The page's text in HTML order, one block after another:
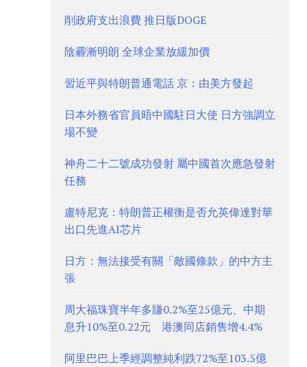
削政府支出浪費 推日版DOGE
陰霾漸明朗 全球企業放緩加價
習近平與特朗普通電話 京：由美方發起
日本外務省官員晤中國駐日大使 日方強調立
場不變
神舟二十二號成功發射 屬中國首次應急發射
任務
盧特尼克：特朗普正權衡是否允英偉達對華
出口先進AI芯片
日方：無法接受有關「敵國條款」的中方主
張
周大福珠寶半年多賺0.2%至25億元、中期
息升10%至0.22元 港澳同店銷售增4.4%
阿里巴巴上季經調整純利跌72%至103.5億